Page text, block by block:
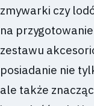
zmywarki czy
na
zestawu
posiadanie nie
ale także